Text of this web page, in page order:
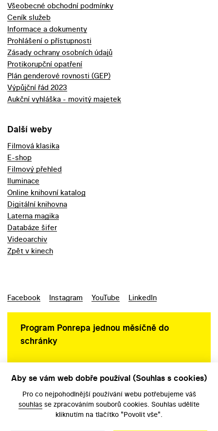
Všeobecné obchodní podmínky
Ceník služeb
Informace a dokumenty
Prohlášení o přístupnosti
Zásady ochrany osobních údajů
Protikorupční opatření
Plán genderové rovnosti (GEP)
Výpůjční řád 2023
Aukční vyhláška - movitý majetek
Další weby
Filmová klasika
E-shop
Filmový přehled
Iluminace
Online knihovní katalog
Digitální knihovna
Laterna magika
Databáze šifer
Videoarchiv
Zpět v kinech
Facebook Instagram YouTube LinkedIn
Program Ponrepa jednou měsíčně do
schránky
Aby se vám web dobře používal (Souhlas s cookies)
Pro co nejpohodlnější používání webu potřebujeme váš
souhlas se zpracováním souborů cookies. Souhlas udělíte
kliknutím na tlačítko "Povolit vše".